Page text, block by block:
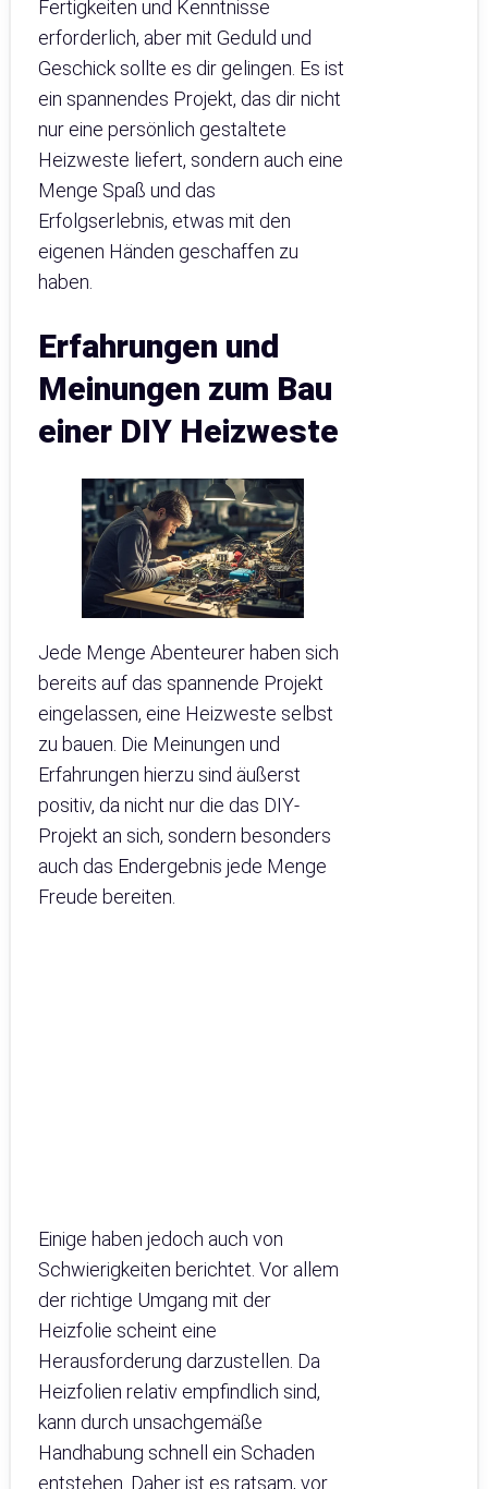
Fertigkeiten und Kenntnisse
erforderlich, aber mit Geduld und
Geschick sollte es dir gelingen. Es ist
ein spannendes Projekt, das dir nicht
nur eine persönlich gestaltete
Heizweste liefert, sondern auch eine
Menge Spaß und das
Erfolgserlebnis, etwas mit den
eigenen Händen geschaffen zu
haben.
Erfahrungen und
Meinungen zum Bau
einer DIY Heizweste
Jede Menge Abenteurer haben sich
bereits auf das spannende Projekt
eingelassen, eine Heizweste selbst
zu bauen. Die Meinungen und
Erfahrungen hierzu sind äußerst
positiv, da nicht nur die das DIY-
Projekt an sich, sondern besonders
auch das Endergebnis jede Menge
Freude bereiten.
Einige haben jedoch auch von
Schwierigkeiten berichtet. Vor allem
der richtige Umgang mit der
Heizfolie scheint eine
Herausforderung darzustellen. Da
Heizfolien relativ empfindlich sind,
kann durch unsachgemäße
Handhabung schnell ein Schaden
entstehen. Daher ist es ratsam, vor